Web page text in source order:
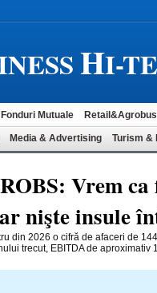
HI-
Mutuale
Media & Advertising Turism &
Vrem
nişte insule
din 2026 o cifră de afaceri de
trecut, EBITDA de aproximativ